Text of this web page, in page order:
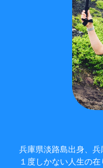
兵庫県淡路島出身、
１度しかない人生の在